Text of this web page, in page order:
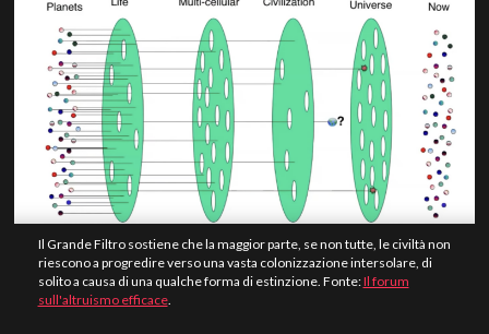
Il Grande Filtro sostiene che la maggior parte, se non tutte, le civiltà non
riescono a progredire verso una vasta colonizzazione intersolare, di
solito a causa di una qualche forma di estinzione. Fonte:Il forum
sull'altruismo efficace.